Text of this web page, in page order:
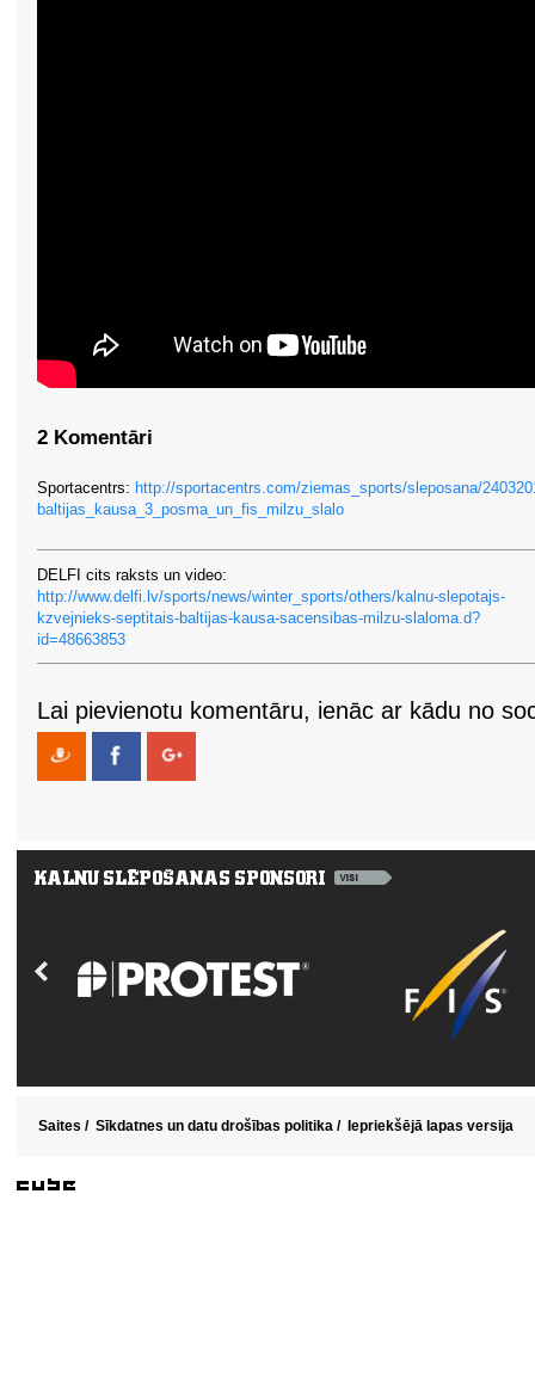
2 Komentāri
Sportacentrs: http://sportacentrs.com/ziemas_sports/sleposana/
baltijas_kausa_3_posma_un_fis_milzu_slalo
DELFI cits raksts un video:
http://www.delfi.lv/sports/news/winter_sports/others/kalnu-slepotajs-
kzvejnieks-septitais-baltijas-kausa-sacensibas-milzu-slaloma.d?
id=48663853
Lai pievienotu komentāru, ienāc ar kādu no
Saites / Sīkdatnes un datu drošības politika / Iepriekšējā lapas versija